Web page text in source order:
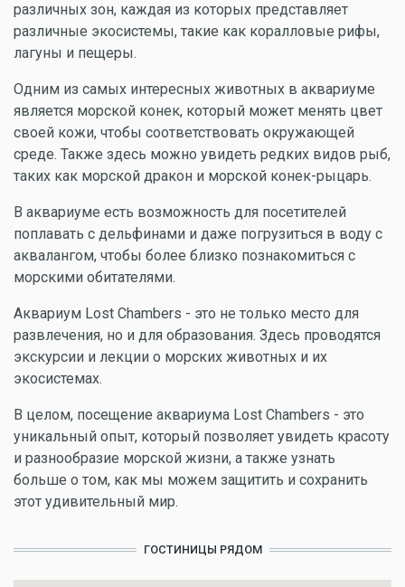
различных зон, каждая из которых представляет
различные экосистемы, такие как коралловые рифы,
лагуны и пещеры.
Одним из самых интересных животных в аквариуме
является морской конек, который может менять цвет
своей кожи, чтобы соответствовать окружающей
среде. Также здесь можно увидеть редких видов рыб,
таких как морской дракон и морской конек-рыцарь.
В аквариуме есть возможность для посетителей
поплавать с дельфинами и даже погрузиться в воду с
аквалангом, чтобы более близко познакомиться с
морскими обитателями.
Аквариум Lost Chambers - это не только место для
развлечения, но и для образования. Здесь проводятся
экскурсии и лекции о морских животных и их
экосистемах.
В целом, посещение аквариума Lost Chambers - это
уникальный опыт, который позволяет увидеть красоту
и разнообразие морской жизни, а также узнать
больше о том, как мы можем защитить и сохранить
этот удивительный мир.
ГОСТИНИЦЫ РЯДОМ